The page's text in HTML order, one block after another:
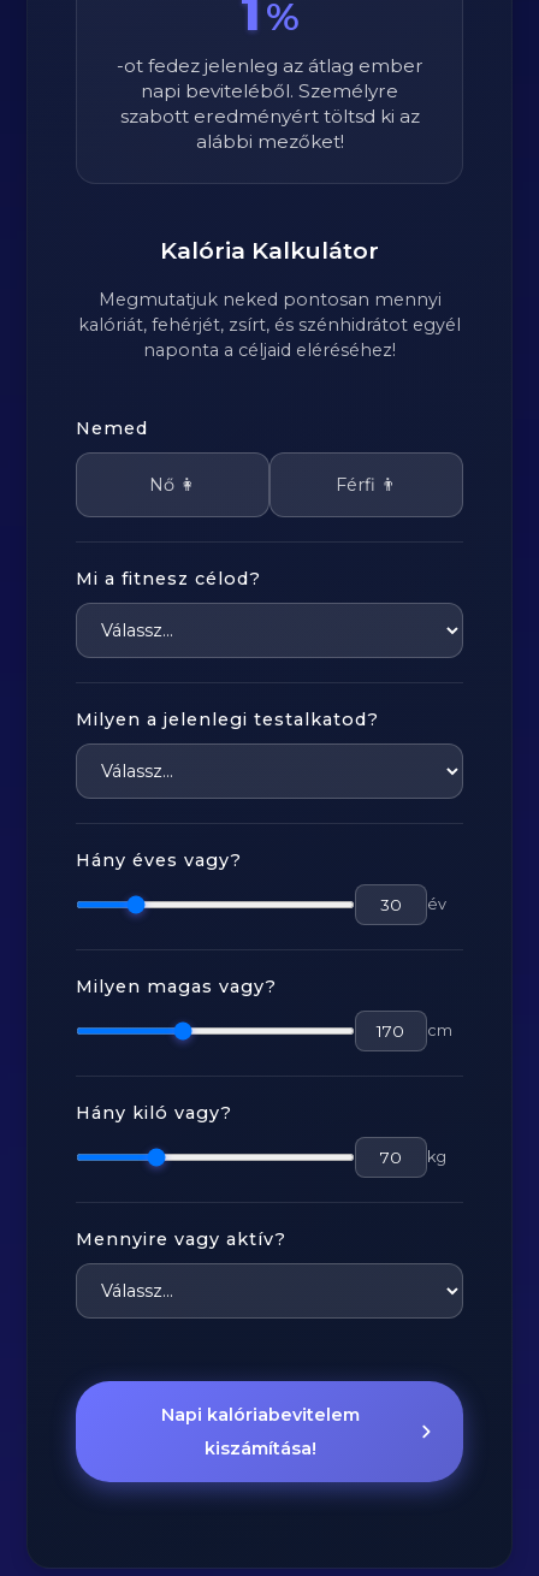
1 %
-ot fedez jelenleg az átlag ember
napi beviteléből. Személyre
szabott eredményért töltsd ki az
alábbi mezőket!
Kalória Kalkulátor
Megmutatjuk neked pontosan mennyi
kalóriát, fehérjét, zsírt, és szénhidrátot egyél
naponta a céljaid eléréséhez!
Nemed
Nő 👩 Férfi 👨
Mi a fitnesz célod?
Milyen a jelenlegi testalkatod?
Hány éves vagy?
év
Milyen magas vagy?
cm
Hány kiló vagy?
kg
Mennyire vagy aktív?
Napi kalóriabevitelem
kiszámítása!